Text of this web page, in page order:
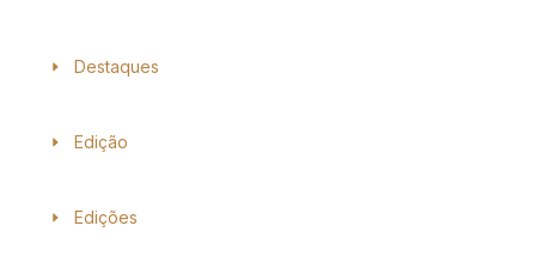
Destaques
Edição
Edições